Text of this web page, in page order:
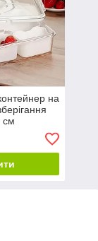
на
см